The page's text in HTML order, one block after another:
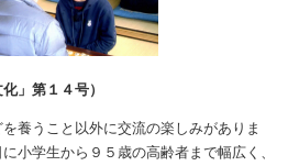
」第１４号）
養うこと以外に交流の楽しみがありま
小学生から９５歳の高齢者まで幅広く、